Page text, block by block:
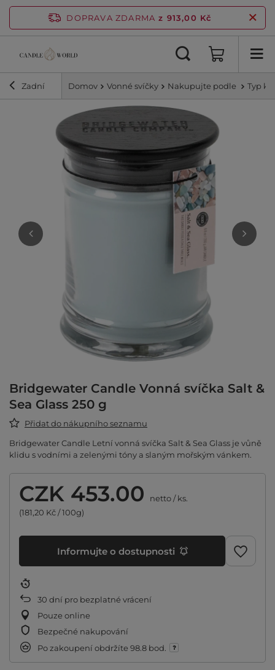
DOPRAVA ZDARMA z 913,00 Kč
Zadní Domov Vonné svíčky Nakupujte podle Typ
Bridgewater Candle Vonná svíčka Salt &
Sea Glass 250 g
Přidat do nákupního seznamu
Bridgewater Candle Letní vonná svíčka Salt & Sea Glass je vůně
klidu s vodními a zelenými tóny a slaným mořským vánkem.
CZK 453.00 netto/ks.
(181,20 Kč / 100g)
Informujte o dostupnosti
30 dní pro bezplatné vrácení
Pouze online
Bezpečné nakupování
Po zakoupení obdržíte 98.8 bod.